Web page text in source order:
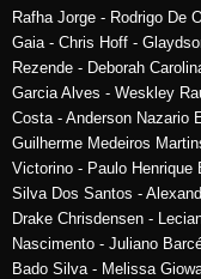
Rafha Jorge - Rodrigo De
Gaia - Chris Hoff -
Rezende - Deborah
Garcia Alves - Weskley
Costa - Anderson Nazario
Guilherme Medeiros
Victorino - Paulo Henrique
Silva Dos Santos -
Drake Chrisdensen -
Nascimento - Juliano
Bado Silva - Melissa